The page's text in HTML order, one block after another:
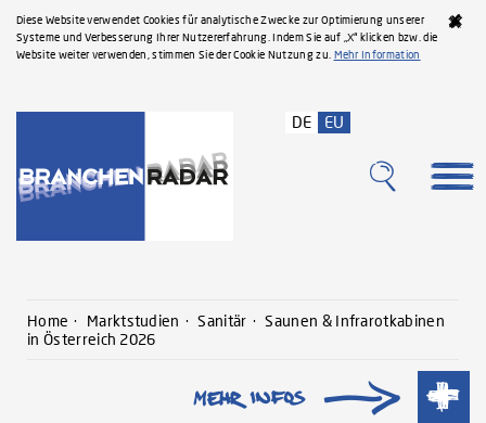
Diese Website verwendet Cookies für analytische Zwecke zur Optimierung unserer
Systeme und Verbesserung Ihrer Nutzererfahrung. Indem Sie auf „X“ klicken bzw. die
Website weiter verwenden, stimmen Sie der Cookie Nutzung zu. Mehr Information
DE EU
Home Marktstudien Sanitär
Saunen & Infrarotkabinen
in Österreich 2026